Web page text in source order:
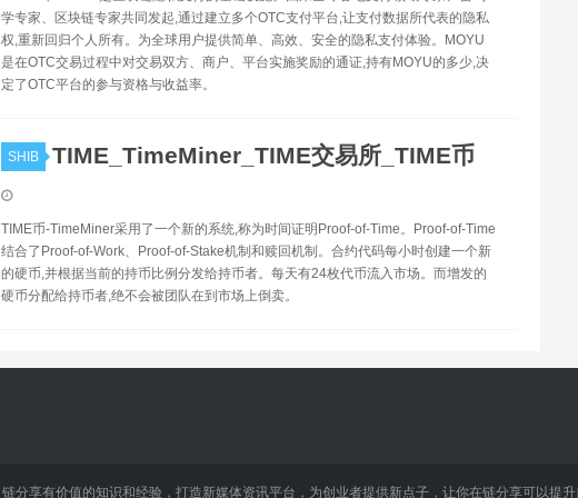
学专家、区块链专家共同发起,通过建立多个OTC支付平台,让支付数据所代表的隐私
权,重新回归个人所有。为全球用户提供简单、高效、安全的隐私支付体验。MOYU
是在OTC交易过程中对交易双方、商户、平台实施奖励的通证,持有MOYU的多少,决
定了OTC平台的参与资格与收益率。
SHIB TIME_TimeMiner_TIME交易所_TIME币
TIME币-TimeMiner采用了一个新的系统,称为时间证明Proof-of-Time。Proof-of-Time
结合了Proof-of-Work、Proof-of-Stake机制和赎回机制。合约代码每小时创建一个新
的硬币,并根据当前的持币比例分发给持币者。每天有24枚代币流入市场。而增发的
硬币分配给持币者,绝不会被团队在到市场上倒卖。
链分享有价值的知识和经验，打造新媒体资讯平台，为创业者提供新点子，让你在链分享可以提升